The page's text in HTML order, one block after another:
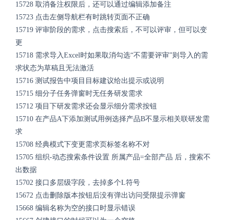
15728 取消备注权限后，还可以通过编辑添加备注
15723 点击左侧导航栏有时跳转页面不正确
15719 评审阶段的需求，点击搜索后，不可以评审，但可以变
更
15718 需求导入Excel时如果取消勾选“不需要评审”则导入的需
求状态为草稿且无法激活
15716 测试报告中项目目标建议给出提示或说明
15715 细分子任务弹窗时无任务研发需求
15712 项目下研发需求还会显示细分需求按钮
15710 在产品A下添加测试用例选择产品B不显示相关联研发需
求
15708 经典模式下变更需求页标签名称不对
15705 组织-动态搜索条件设置 所属产品=全部产品 后，搜索不
出数据
15702 接口多层级字段，去掉多个L符号
15672 点击删除版本按钮后没有弹出访问受限提示弹窗
15668 编辑名称为空的接口时显示错误